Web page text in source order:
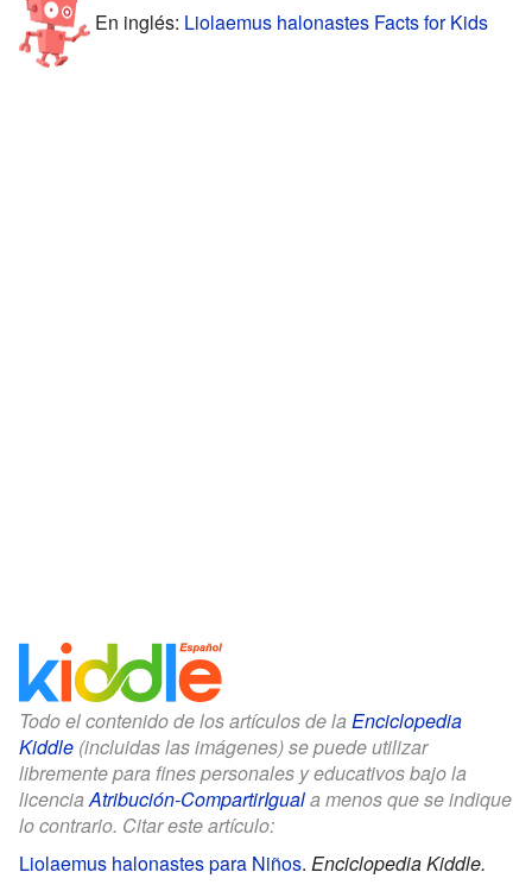
En inglés: Liolaemus halonastes Facts for Kids
Todo el contenido de los artículos de la Enciclopedia
Kiddle (incluidas las imágenes) se puede utilizar
libremente para fines personales y educativos bajo la
licenciaAtribución-CompartirIguala menos que se indique
lo contrario. Citar este artículo:
Liolaemus halonastes para Niños. Enciclopedia Kiddle.